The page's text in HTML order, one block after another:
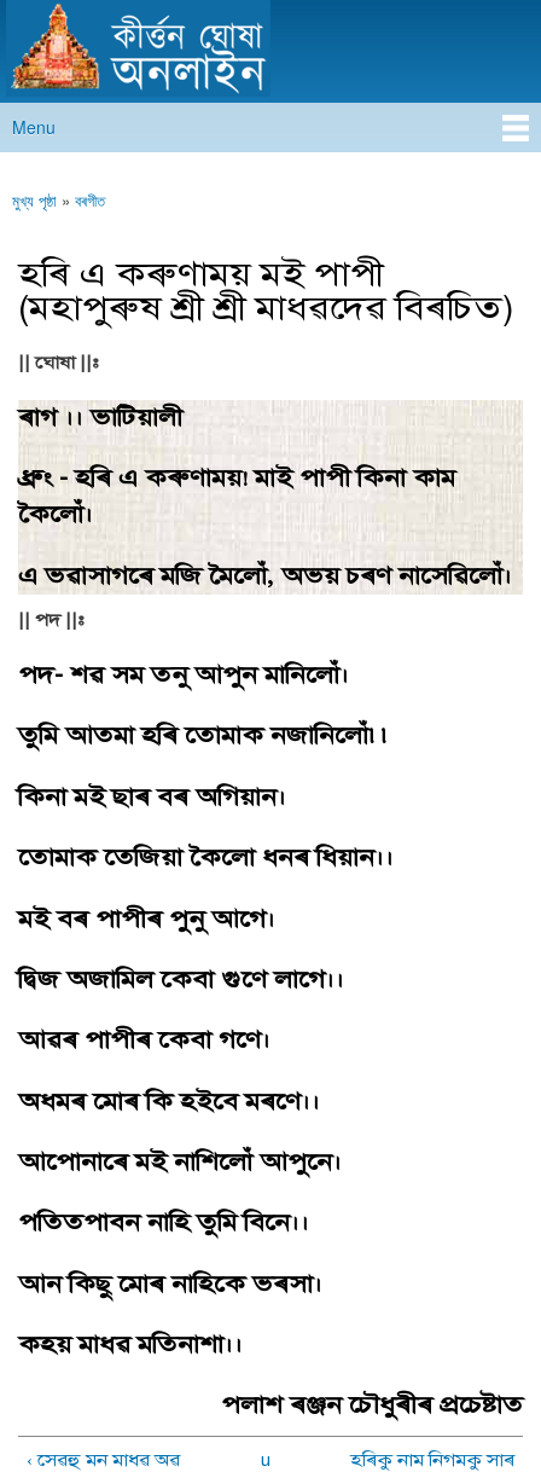
main
content
কীৰ্ত্তন ঘোষা অনলাইন
Main menu
Menu
You are here
মুখ্য পৃষ্ঠা » বৰগীত
হৰি এ কৰুণাময় মই পাপী
(মহাপুৰুষ শ্ৰী শ্ৰী মাধৱদেৱ বিৰচিত)
|| ঘোষা ||:
ৰাগ ।। ভাটিয়ালী
ধ্রুং - হৰি এ কৰুণাময়! মাই পাপী কিনা কাম
কৈলোঁ।
এ ভৱাসাগৰে মজি মৈলোঁ, অভয় চৰণ নাসেৱিলোঁ।
|| পদ ||:
পদ- শৱ সম তনু আপুন মানিলোঁ।
তুমি আতমা হৰি তােমাক নজানিলোঁ৷৷
কিনা মই ছাৰ বৰ অগিয়ান।
তােমাক তেজিয়া কৈলাে ধনৰ ধিয়ান।।
মই বৰ পাপীৰ পুনু আগে।
দ্বিজ অজামিল কেবা গুণে লাগে।।
আৱৰ পাপীৰ কেবা গণে।
অধমৰ মােৰ কি হইবে মৰণে।।
আপােনাৰে মই নাশিলোঁ আপুনে।
পতিতপাবন নাহি তুমি বিনে।।
আন কিছু মােৰ নাহিকে ভৰসা।
কহয় মাধৱ মতিনাশা।।
পলাশ ৰঞ্জন চৌধুৰীৰ প্ৰচেষ্টাত
‹ সেৱহু মন মাধৱ অৱ
u
হৰিকু নাম নিগমকু সাৰ